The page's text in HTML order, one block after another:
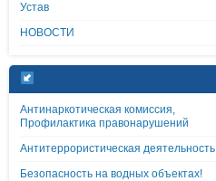
Устав
НОВОСТИ
Антинаркотическая комиссия,
Профилактика правонарушений
Антитеррористическая деятельность
Безопасность на водных объектах!